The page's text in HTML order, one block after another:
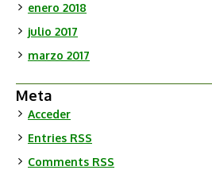
enero 2018
julio 2017
marzo 2017
Meta
Acceder
Entries RSS
Comments RSS